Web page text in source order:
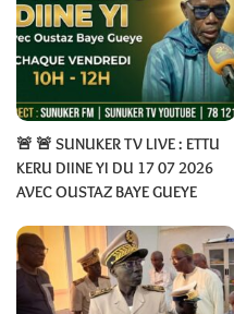
🚨 🚨 SUNUKER TV LIVE : ETTU
KERU DIINE YI DU 17 07 2026
AVEC OUSTAZ BAYE GUEYE